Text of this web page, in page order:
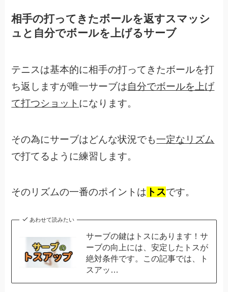
相手の打ってきたボールを返すスマッシ
ュと自分でボールを上げるサーブ
テニスは基本的に相手の打ってきたボールを打
ち返しますが唯一サーブは自分でボールを上げ
て打つショット になります。
その為にサーブはどんな状況でも一定なリズム
で打てるように練習します。
そのリズムの一番のポイントは トスです。
あわせて読みたい
サーブの鍵はトスにあります！サ
ーブの向上には、安定したトスが
絶対条件です。この記事では、ト
スアッ…